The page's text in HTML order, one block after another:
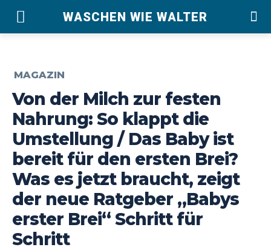
WASCHEN WIE WALTER
MAGAZIN
Von der Milch zur festen
Nahrung: So klappt die
Umstellung / Das Baby ist
bereit für den ersten Brei?
Was es jetzt braucht, zeigt
der neue Ratgeber „Babys
erster Brei“ Schritt für
Schritt